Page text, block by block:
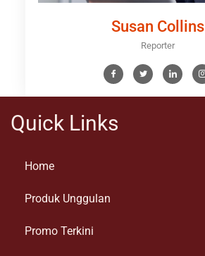
Susan Collins
Reporter
Quick Links
Home
Produk Unggulan
Promo Terkini